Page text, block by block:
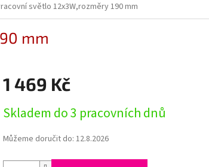
světlo 12x3W,rozměry 190 mm
mm
1 469 Kč
cena:
Skladem do 3 pracovních dnů
Můžeme doručit do: 12.8.2026